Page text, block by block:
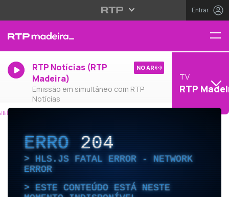
Entrar
RTP Notícias (RTP
Madeira)
Emissão em simultâneo com RTP
Notícias
NO AR
TV
RTP
ERRO204
HLS.JS FATAL ERROR - NETWORK
ERROR
ESTE CONTEÚDO ESTÁ NESTE